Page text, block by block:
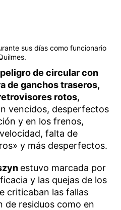
sus días como funcionario
peligro de circular con
de ganchos traseros,
rotos,
vencidos, desperfectos
y en los frenos,
falta de
y más desperfectos.
estuvo marcada por
y las quejas de los
criticaban las fallas
de residuos como en